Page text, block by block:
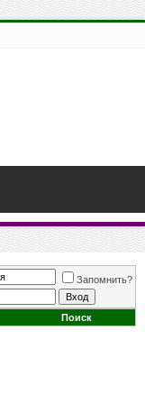
Запомнить?
Поиск